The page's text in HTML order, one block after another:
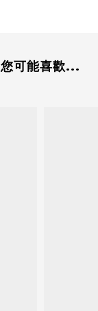
您可能喜歡...